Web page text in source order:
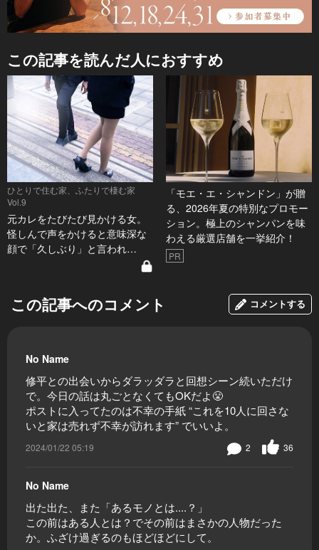
この記事を読んだ人におすすめ
ひとりで住む家、ふたりで棲む家
Vol.9
元カレをたびたび見かける女。
怪しんで声をかけると意味深な
顔で「久しぶり」と言われ…
「モエ・エ・シャンドン」が贈
る、2026年夏の特別なプロモー
ション。極上のシャンパンを味
わえる厳選店舗を一挙紹介！
PR
この記事へのコメント コメントする
No Name
修平との出会いからダラッダラと回想シーン続いただけ
で。今日の話は丸ごとなくてもOKだよ😤
ポストに入ってたのは不幸の手紙 “これを10人に回さな
いと家は売れず不幸が訪れます” でいいよ。
2024/01/22 05:19 36
2
No Name
出た出た、また「あるモノとは....？」
この前はある人とは？でその前はまさかの人物だった
か。ふざけ過ぎるのもほどほどにして。